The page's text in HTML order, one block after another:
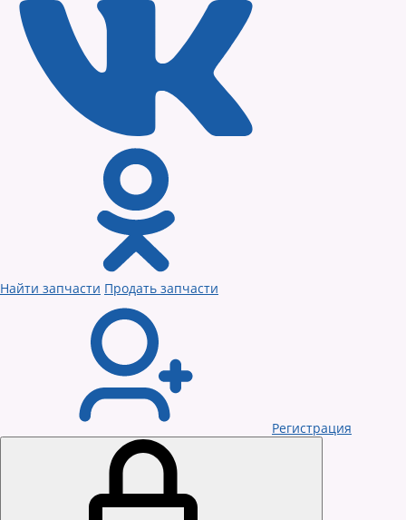
Найти запчасти Продать запчасти
Регистрация